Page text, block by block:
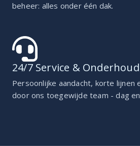
beheer: alles onder één dak.
24/7 Service & Onderhoud
Persoonlijke aandacht, korte lijnen
door ons toegewijde team - dag